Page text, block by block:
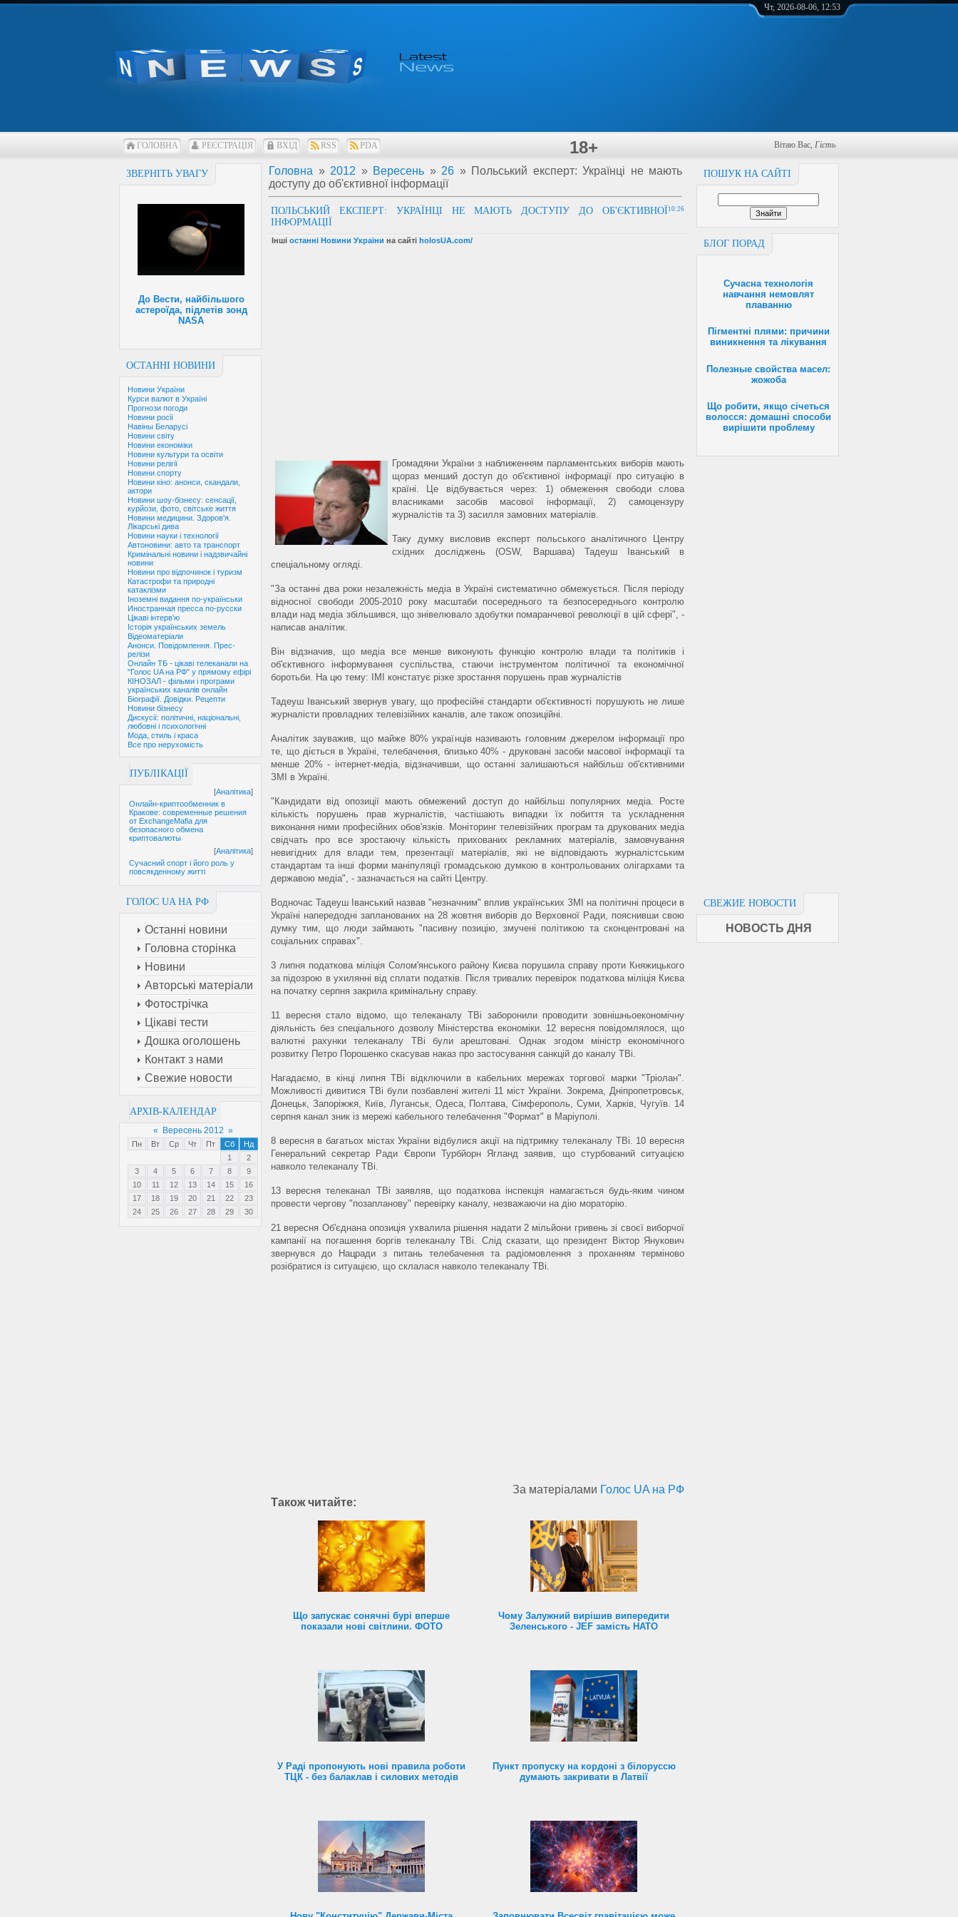
Чт, 2026-08-06, 12:53
ГОЛОВНА РЕЄСТРАЦІЯ ВХІД RSS PDA 18+ Вітаю Вас, Гість
ЗВЕРНІТЬ УВАГУ
До Вести, найбільшого
астероїда, підлетів зонд
NASA
ОСТАННІ НОВИНИ
Новини України
Курси валют в Україні
Прогнози погоди
Новини росії
Навіны Беларусі
Новини світу
Новини економіки
Новини культури та освіти
Новини релігії
Новини спорту
Новини кіно: анонси, скандали,
актори
Новини шоу-бізнесу: сенсації,
курйози, фото, світське життя
Новини медицини. Здоров'я.
Лікарські дива
Новини науки і технології
Автоновини: авто та транспорт
Кримінальні новини і надзвичайні
новини
Новини про відпочинок і туризм
Катастрофи та природні
катаклізми
Іноземні видання по-українськи
Иностранная пресса по-русски
Цікаві інтерв'ю
Історія українських земель
Відеоматеріали
Анонси. Повідомлення. Прес-
релізи
Онлайн ТБ - цікаві телеканали на
"Голос UA на РФ" у прямому ефірі
КІНОЗАЛ - фільми і програми
українських каналів онлайн
Біографії. Довідки. Рецепти
Новини бізнесу
Дискусії: політичні, національні,
любовні і психологічні
Мода, стиль і краса
Все про нерухомість
ПУБЛІКАЦІЇ
[Аналітика]
Онлайн-криптообменник в
Кракове: современные решения
от ExchangeMafia для
безопасного обмена
криптовалюты
[Аналітика]
Сучасний спорт і його роль у
повсякденному житті
ГОЛОС UA НА РФ
Останні новини
Головна сторінка
Новини
Авторські матеріали
Фотострічка
Цікаві тести
Дошка оголошень
Контакт з нами
Свежие новости
АРХІВ-КАЛЕНДАР
« Вересень 2012 »
Пн Вт Ср Чт Пт Сб
Нд
1
2
3
4 5 6 7 8
9
10
11 12 13 14 15
16
17
18 19 20 21 22
23
24
25 26 27 28 29 30
ПОШУК НА САЙТІ
БЛОГ ПОРАД
Сучасна технологія
навчання немовлят
плаванню
Пігментні плями: причини
виникнення та лікування
Полезные свойства масел:
жожоба
Що робити, якщо січеться
волосся: домашні способи
вирішити проблему
СВЕЖИЕ НОВОСТИ
НОВОСТЬ ДНЯ
Головна » 2012 » Вересень » 26 » Польський експерт: Українці не мають
доступу до об'єктивної інформації
10:26
ПОЛЬСЬКИЙ ЕКСПЕРТ: УКРАЇНЦІ НЕ МАЮТЬ ДОСТУПУ ДО ОБ'ЄКТИВНОЇ
ІНФОРМАЦІЇ
Інші останні Новини України на сайті holosUA.com/
Громадяни України з наближенням парламентських виборів мають
щораз менший доступ до об'єктивної інформації про ситуацію в
країні. Це відбувається через: 1) обмеження свободи слова
власниками засобів масової інформації, 2) самоцензуру
журналістів та 3) засилля замовних матеріалів.
Таку думку висловив експерт польського аналітичного Центру
східних досліджень (OSW, Варшава) Тадеуш Іванський в
спеціальному огляді.
"За останні два роки незалежність медіа в Україні систематично обмежується. Після періоду
відносної свободи 2005-2010 року масштаби посереднього та безпосереднього контролю
влади над медіа збільшився, що знівелювало здобутки помаранчевої революції в цій сфері", -
написав аналітик.
Він відзначив, що медіа все менше виконують функцію контролю влади та політиків і
об'єктивного інформування суспільства, стаючи інструментом політичної та економічної
боротьби. На цю тему: ІМІ констатує різке зростання порушень прав журналістів
Тадеуш Іванський звернув увагу, що професійні стандарти об'єктивності порушують не лише
журналісти провладних телевізійних каналів, але також опозиційні.
Аналітик зауважив, що майже 80% українців називають головним джерелом інформації про
те, що діється в Україні, телебачення, близько 40% - друковані засоби масової інформації та
менше 20% - інтернет-медіа, відзначивши, що останні залишаються найбільш об'єктивними
ЗМІ в Україні.
"Кандидати від опозиції мають обмежений доступ до найбільш популярних медіа. Росте
кількість порушень прав журналістів, частішають випадки їх побиття та ускладнення
виконання ними професійних обов'язків. Моніторинг телевізійних програм та друкованих медіа
свідчать про все зростаючу кількість прихованих рекламних матеріалів, замовчування
невигідних для влади тем, презентації матеріалів, які не відповідають журналістським
стандартам та інші форми маніпуляції громадською думкою в контрольованих олігархами та
державою медіа", - зазначається на сайті Центру.
Водночас Тадеуш Іванський назвав "незначним" вплив українських ЗМІ на політичні процеси в
Україні напередодні запланованих на 28 жовтня виборів до Верховної Ради, пояснивши свою
думку тим, що люди займають "пасивну позицію, змучені політикою та сконцентровані на
соціальних справах".
3 липня податкова міліція Солом'янського району Києва порушила справу проти Княжицького
за підозрою в ухилянні від сплати податків. Після тривалих перевірок податкова міліція Києва
на початку серпня закрила кримінальну справу.
11 вересня стало відомо, що телеканалу ТВі заборонили проводити зовнішньоекономічну
діяльність без спеціального дозволу Міністерства економіки. 12 вересня повідомлялося, що
валютні рахунки телеканалу ТВі були арештовані. Однак згодом міністр економічного
розвитку Петро Порошенко скасував наказ про застосування санкцій до каналу ТВі.
Нагадаємо, в кінці липня ТВі відключили в кабельних мережах торгової марки "Тріолан".
Можливості дивитися ТВі були позбавлені жителі 11 міст України. Зокрема, Дніпропетровськ,
Донецьк, Запоріжжя, Київ, Луганськ, Одеса, Полтава, Сімферополь, Суми, Харків, Чугуїв. 14
серпня канал зник із мережі кабельного телебачення "Формат" в Маріуполі.
8 вересня в багатьох містах України відбулися акції на підтримку телеканалу ТВі. 10 вересня
Генеральний секретар Ради Європи Турбйорн Ягланд заявив, що стурбований ситуацією
навколо телеканалу ТВі.
13 вересня телеканал ТВі заявляв, що податкова інспекція намагається будь-яким чином
провести чергову "позапланову" перевірку каналу, незважаючи на дію мораторію.
21 вересня Об'єднана опозиція ухвалила рішення надати 2 мільйони гривень зі своєї виборчої
кампанії на погашення боргів телеканалу ТВі. Слід сказати, що президент Віктор Янукович
звернувся до Нацради з питань телебачення та радіомовлення з проханням терміново
розібратися із ситуацією, що склалася навколо телеканалу ТВі.
За матеріалами Голос UA на РФ
Також читайте:
Що запускає сонячні бурі вперше
показали нові світлини. ФОТО
Чому Залужний вирішив випередити
Зеленського - JEF замість НАТО
У Раді пропонують нові правила роботи
ТЦК - без балаклав і силових методів
Пункт пропуску на кордоні з білоруссю
думають закривати в Латвії